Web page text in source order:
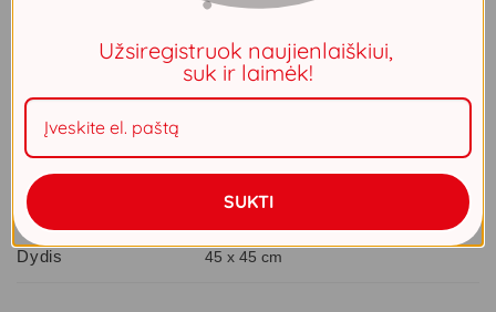
Prašome atkreipti dėmesį, kad prekės pristatymo terminas
– iki 2 savaičių. Visas prekes, užsakytas kartu, gausite ta
PAPILDOMA INFORMACIJA
Dydis 45 x 45 cm
Užsiregistruok naujienlaiškiui,
suk ir laimėk!
SUKTI